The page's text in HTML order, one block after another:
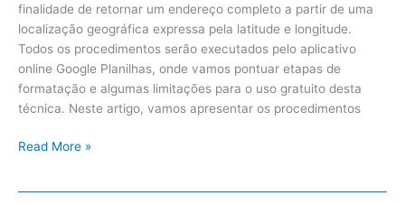
finalidade de retornar um endereço completo a partir de uma
localização geográfica expressa pela latitude e longitude.
Todos os procedimentos serão executados pelo aplicativo
online Google Planilhas, onde vamos pontuar etapas de
formatação e algumas limitações para o uso gratuito desta
técnica. Neste artigo, vamos apresentar os procedimentos
Read More »